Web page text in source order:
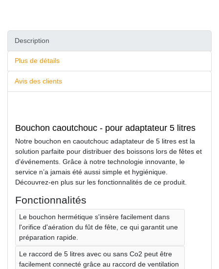
Description
Plus de détails
Avis des clients
Bouchon caoutchouc - pour adaptateur 5 litres
Notre bouchon en caoutchouc adaptateur de 5 litres est la
solution parfaite pour distribuer des boissons lors de fêtes et
d'événements. Grâce à notre technologie innovante, le
service n’a jamais été aussi simple et hygiénique.
Découvrez-en plus sur les fonctionnalités de ce produit.
Fonctionnalités
Le bouchon hermétique s'insère facilement dans
l'orifice d'aération du fût de fête, ce qui garantit une
préparation rapide.
Le raccord de 5 litres avec ou sans Co2 peut être
facilement connecté grâce au raccord de ventilation